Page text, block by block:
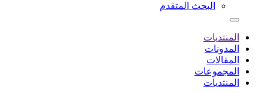
البحث المتقدم
المنتديات
المدونات
المقالات
المجموعات
المنتديات